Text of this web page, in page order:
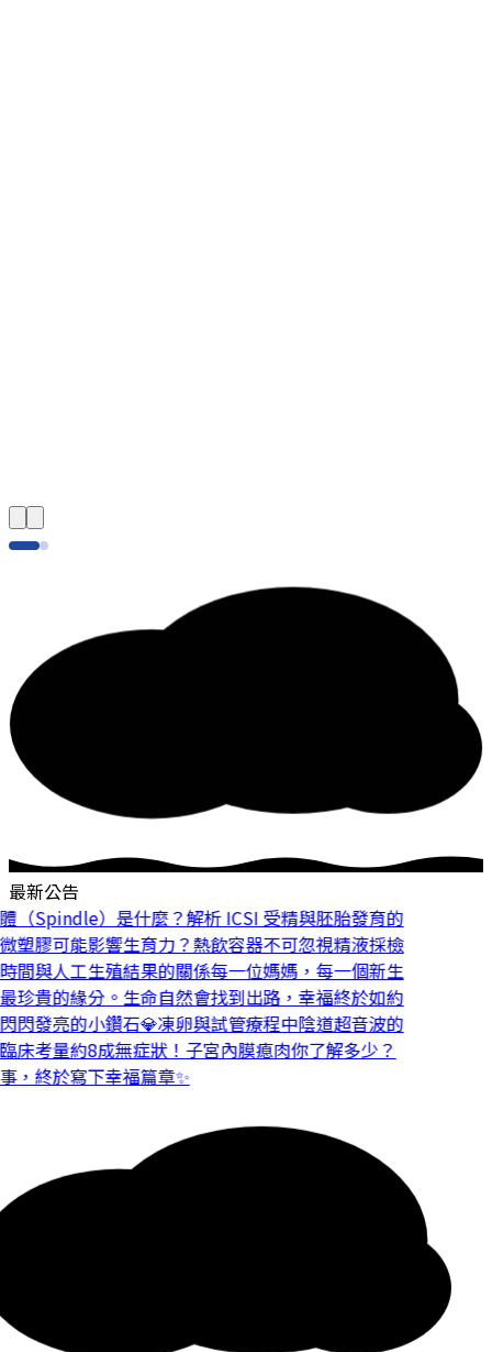
最新公告
Spindle）是什麼？解析 ICSI 受精與胚胎發育的
膠可能影響生育力？熱飲容器不可忽視精液採檢
與人工生殖結果的關係每一位媽媽，每一個新生
貴的緣分。 生命自然會找到出路，幸福終於如約
發亮的小鑽石💎凍卵與試管療程中陰道超音波的
考量約8成無症狀！子宮內膜瘜肉你了解多少？
終於寫下幸福篇章✨